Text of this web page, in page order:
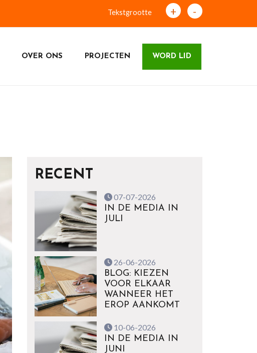
Tekstgrootte + -
OVER ONS PROJECTEN WORD LID
RECENT
07-07-2026
IN DE MEDIA IN
JULI
26-06-2026
BLOG: KIEZEN
VOOR ELKAAR
WANNEER HET
EROP AANKOMT
10-06-2026
IN DE MEDIA IN
JUNI